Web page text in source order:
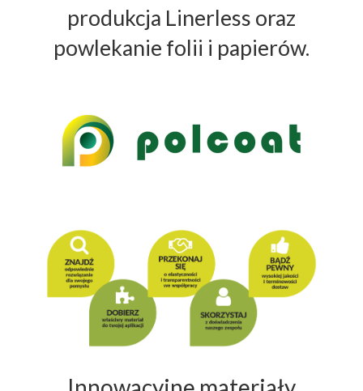
produkcja Linerless oraz
powlekanie folii i papierów.